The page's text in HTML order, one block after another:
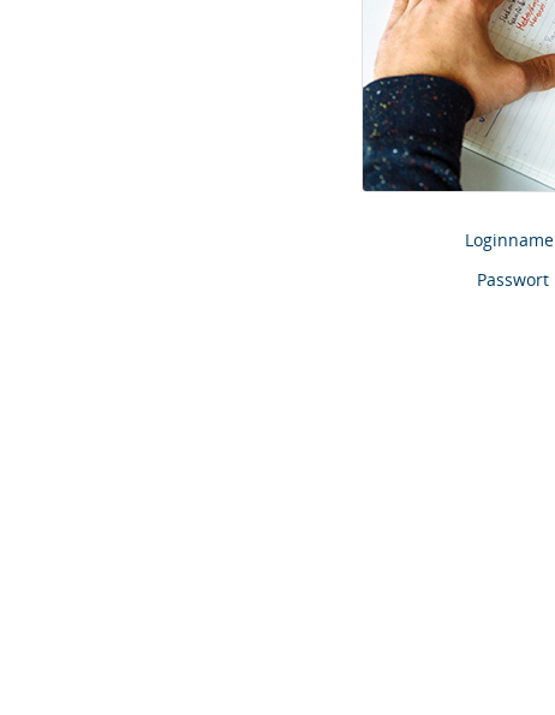
Loginname
Passwort